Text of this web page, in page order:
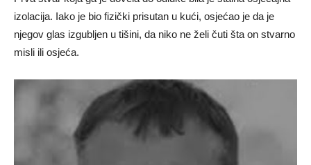
izolacija. Iako je bio fizički prisutan u kući, osjećao je da je
njegov glas izgubljen u tišini, da niko ne želi čuti šta on stvarno
misli ili osjeća.